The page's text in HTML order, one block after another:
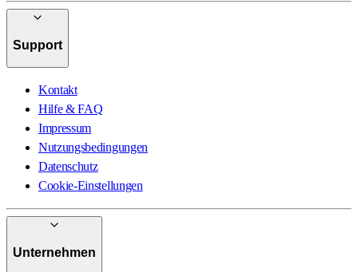
Support
Kontakt
Hilfe & FAQ
Impressum
Nutzungsbedingungen
Datenschutz
Cookie-Einstellungen
Unternehmen